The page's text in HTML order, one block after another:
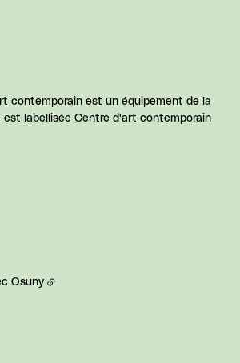
contemporain est un équipement de la
est labellisée Centre d'art contemporain
Osuny